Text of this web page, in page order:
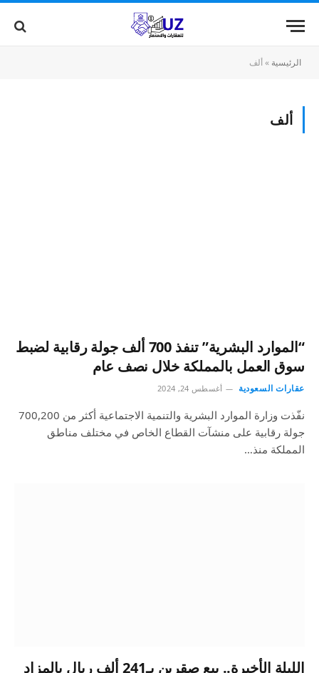
الرئيسية » ألف
ألف
“الموارد البشرية” تنفذ 700 ألف جولة رقابية لضبط
سوق العمل بالمملكة خلال نصف عام
عقارات السعودية أغسطس 24, 2024
نفّذت وزارة الموارد البشرية والتنمية الاجتماعية أكثر من 700,200
جولة رقابية على منشآت القطاع الخاص في مختلف مناطق
المملكة منذ…
الليلة الأخيرة.. بيع صقرين بـ241 ألف ريال بالمزاد